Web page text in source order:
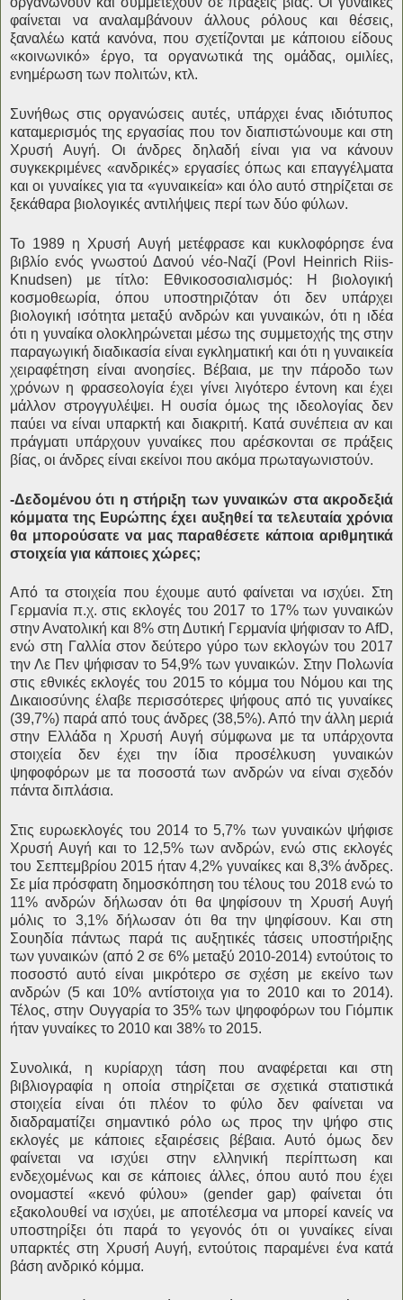
φαίνεται να αναλαμβάνουν άλλους ρόλους και θέσεις,
ξαναλέω κατά κανόνα, που σχετίζονται με κάποιου είδους
«κοινωνικό» έργο, τα οργανωτικά της ομάδας, ομιλίες,
ενημέρωση των πολιτών, κτλ.
Συνήθως στις οργανώσεις αυτές, υπάρχει ένας ιδιότυπος
καταμερισμός της εργασίας που τον διαπιστώνουμε και στη
Χρυσή Αυγή. Οι άνδρες δηλαδή είναι για να κάνουν
συγκεκριμένες «ανδρικές» εργασίες όπως και επαγγέλματα
και οι γυναίκες για τα «γυναικεία» και όλο αυτό στηρίζεται σε
ξεκάθαρα βιολογικές αντιλήψεις περί των δύο φύλων.
Το 1989 η Χρυσή Αυγή μετέφρασε και κυκλοφόρησε ένα
βιβλίο ενός γνωστού Δανού νέο-Ναζί (Povl Heinrich Riis-
Knudsen) με τίτλο: Εθνικοσοσιαλισμός: Η βιολογική
κοσμοθεωρία, όπου υποστηριζόταν ότι δεν υπάρχει
βιολογική ισότητα μεταξύ ανδρών και γυναικών, ότι η ιδέα
ότι η γυναίκα ολοκληρώνεται μέσω της συμμετοχής της στην
παραγωγική διαδικασία είναι εγκληματική και ότι η γυναικεία
χειραφέτηση είναι ανοησίες. Βέβαια, με την πάροδο των
χρόνων η φρασεολογία έχει γίνει λιγότερο έντονη και έχει
μάλλον στρογγυλέψει. Η ουσία όμως της ιδεολογίας δεν
παύει να είναι υπαρκτή και διακριτή. Κατά συνέπεια αν και
πράγματι υπάρχουν γυναίκες που αρέσκονται σε πράξεις
βίας, οι άνδρες είναι εκείνοι που ακόμα πρωταγωνιστούν.
-Δεδομένου ότι η στήριξη των γυναικών στα ακροδεξιά
κόμματα της Ευρώπης έχει αυξηθεί τα τελευταία χρόνια
θα μπορούσατε να μας παραθέσετε κάποια αριθμητικά
στοιχεία για κάποιες χώρες;
Από τα στοιχεία που έχουμε αυτό φαίνεται να ισχύει. Στη
Γερμανία π.χ. στις εκλογές του 2017 το 17% των γυναικών
στην Ανατολική και 8% στη Δυτική Γερμανία ψήφισαν το AfD,
ενώ στη Γαλλία στον δεύτερο γύρο των εκλογών του 2017
την Λε Πεν ψήφισαν το 54,9% των γυναικών. Στην Πολωνία
στις εθνικές εκλογές του 2015 το κόμμα του Νόμου και της
Δικαιοσύνης έλαβε περισσότερες ψήφους από τις γυναίκες
(39,7%) παρά από τους άνδρες (38,5%). Από την άλλη μεριά
στην Ελλάδα η Χρυσή Αυγή σύμφωνα με τα υπάρχοντα
στοιχεία δεν έχει την ίδια προσέλκυση γυναικών
ψηφοφόρων με τα ποσοστά των ανδρών να είναι σχεδόν
πάντα διπλάσια.
Στις ευρωεκλογές του 2014 το 5,7% των γυναικών ψήφισε
Χρυσή Αυγή και το 12,5% των ανδρών, ενώ στις εκλογές
του Σεπτεμβρίου 2015 ήταν 4,2% γυναίκες και 8,3% άνδρες.
Σε μία πρόσφατη δημοσκόπηση του τέλους του 2018 ενώ το
11% ανδρών δήλωσαν ότι θα ψηφίσουν τη Χρυσή Αυγή
μόλις το 3,1% δήλωσαν ότι θα την ψηφίσουν. Και στη
Σουηδία πάντως παρά τις αυξητικές τάσεις υποστήριξης
των γυναικών (από 2 σε 6% μεταξύ 2010-2014) εντούτοις το
ποσοστό αυτό είναι μικρότερο σε σχέση με εκείνο των
ανδρών (5 και 10% αντίστοιχα για το 2010 και το 2014).
Τέλος, στην Ουγγαρία το 35% των ψηφοφόρων του Γιόμπικ
ήταν γυναίκες το 2010 και 38% το 2015.
Συνολικά, η κυρίαρχη τάση που αναφέρεται και στη
βιβλιογραφία η οποία στηρίζεται σε σχετικά στατιστικά
στοιχεία είναι ότι πλέον το φύλο δεν φαίνεται να
διαδραματίζει σημαντικό ρόλο ως προς την ψήφο στις
εκλογές με κάποιες εξαιρέσεις βέβαια. Αυτό όμως δεν
φαίνεται να ισχύει στην ελληνική περίπτωση και
ενδεχομένως και σε κάποιες άλλες, όπου αυτό που έχει
ονομαστεί «κενό φύλου» (gender gap) φαίνεται ότι
εξακολουθεί να ισχύει, με αποτέλεσμα να μπορεί κανείς να
υποστηρίξει ότι παρά το γεγονός ότι οι γυναίκες είναι
υπαρκτές στη Χρυσή Αυγή, εντούτοις παραμένει ένα κατά
βάση ανδρικό κόμμα.